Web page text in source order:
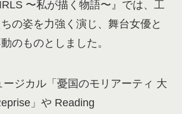
〜私が描く物語〜』では、工
の姿を力強く演じ、舞台女優と
のものとしました。
ージカル「憂国のモリアーティ 大
」や Reading